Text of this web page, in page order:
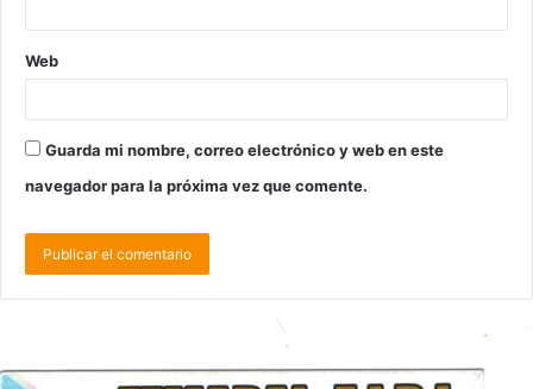
Web
Guarda mi nombre, correo electrónico y web en este
navegador para la próxima vez que comente.